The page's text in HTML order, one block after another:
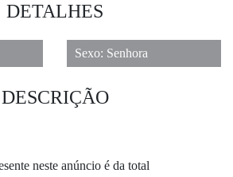
DETALHES
Sexo: Senhora
DESCRIÇÃO
neste anúncio é da total